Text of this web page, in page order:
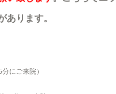
あります。
にご来院）